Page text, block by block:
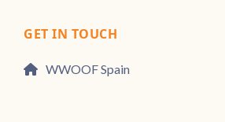
GET IN TOUCH
WWOOF Spain